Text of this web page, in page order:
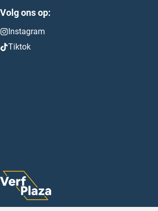
Volg ons op:
Instagram
Tiktok